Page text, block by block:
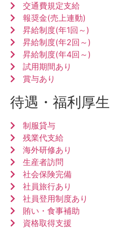
交通費規定支給
報奨金(売上連動)
昇給制度(年1回～)
昇給制度(年2回～)
昇給制度(年4回～)
試用期間あり
賞与あり
待遇・福利厚生
制服貸与
残業代支給
海外研修あり
生産者訪問
社会保険完備
社員旅行あり
社員登用制度あり
賄い・食事補助
資格取得支援